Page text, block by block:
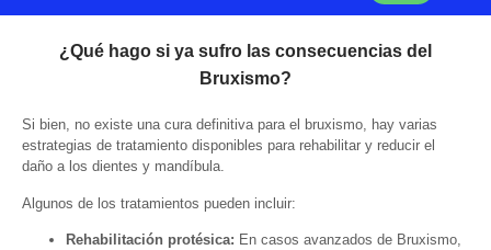
¿Qué hago si ya sufro las consecuencias del
Bruxismo?
Si bien, no existe una cura definitiva para el bruxismo, hay varias
estrategias de tratamiento disponibles para rehabilitar y reducir el
daño a los dientes y mandíbula.
Algunos de los tratamientos pueden incluir:
Rehabilitación protésica: En casos avanzados de Bruxismo,